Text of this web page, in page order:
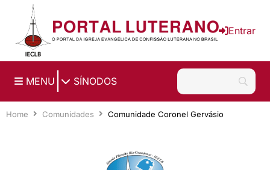
Ir para o conteúdo principal
Entrar
MENU SÍNODOS
Home Comunidades Comunidade Coronel Gervásio